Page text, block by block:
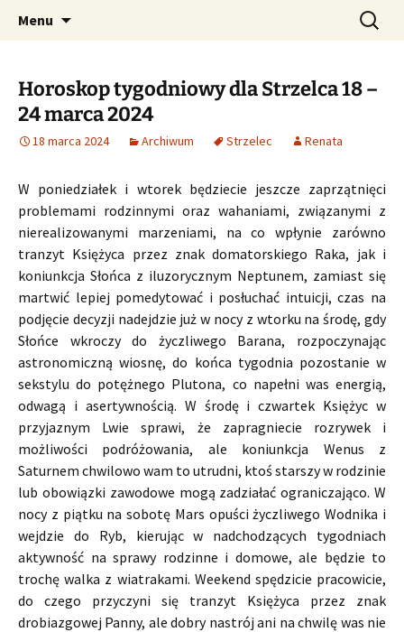
CzaroMarowy horoskop
dzienny, miesięczny i
tygodniowy
Profesjonalne przepowiednie astrologiczne
Menu Szukaj:
Horoskop tygodniowy dla Strzelca 18 –
24 marca 2024
18 marca 2024 Archiwum Strzelec Renata
W poniedziałek i wtorek będziecie jeszcze zaprzątnięci
problemami rodzinnymi oraz wahaniami, związanymi z
nierealizowanymi marzeniami, na co wpłynie zarówno
tranzyt Księżyca przez znak domatorskiego Raka, jak i
koniunkcja Słońca z iluzorycznym Neptunem, zamiast się
martwić lepiej pomedytować i posłuchać intuicji, czas na
podjęcie decyzji nadejdzie już w nocy z wtorku na środę, gdy
Słońce wkroczy do życzliwego Barana, rozpoczynając
astronomiczną wiosnę, do końca tygodnia pozostanie w
sekstylu do potężnego Plutona, co napełni was energią,
odwagą i asertywnością. W środę i czwartek Księżyc w
przyjaznym Lwie sprawi, że zapragniecie rozrywek i
możliwości podróżowania, ale koniunkcja Wenus z
Saturnem chwilowo wam to utrudni, ktoś starszy w rodzinie
lub obowiązki zawodowe mogą zadziałać ograniczająco. W
nocy z piątku na sobotę Mars opuści życzliwego Wodnika i
wejdzie do Ryb, kierując w nadchodzących tygodniach
aktywność na sprawy rodzinne i domowe, ale będzie to
trochę walka z wiatrakami. Weekend spędzicie pracowicie,
do czego przyczyni się tranzyt Księżyca przez znak
drobiazgowej Panny, ale dobry nastrój ani na chwilę was nie